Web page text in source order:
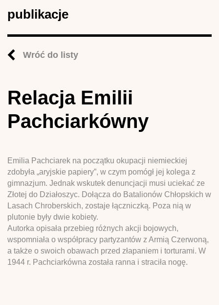
publikacje
Wróć do listy
Relacja Emilii
Pachciarkówny
Emilia Pachciarek na początku okupacji niemieckiej
zdobyła „aryjskie papiery”, w czym pomógł jej kolega z
gimnazjum. Jednak wskutek denuncjacji musi uciekać ze
Złotej do Działoszyc. Dołącza do Batalionów Chłopskich w
Lasach Chroberskich, zostaje łączniczką. Poza nią w
plutonie były dwie kobiety.
Autorka opisała przebieg różnych akcji bojowych,
wspomniała o współpracy partyzantów z Armią Czerwoną,
a także o swoich obawach przed złapaniem i torturami. W
1944 r. Pachciarkówna została ranna i straciła nogę.